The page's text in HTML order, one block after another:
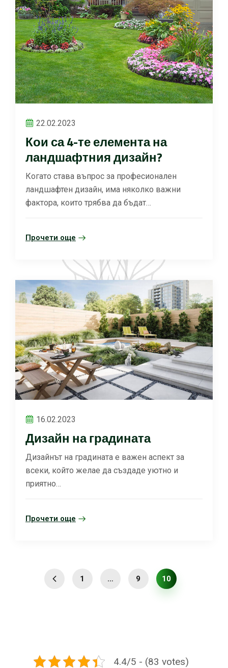
22.02.2023
Кои са 4-те елемента на
ландшафтния дизайн?
Когато става въпрос за професионален
ландшафтен дизайн, има няколко важни
фактора, които трябва да бъдат…
Прочети още
16.02.2023
Дизайн на градината
Дизайнът на градината е важен аспект за
всеки, който желае да създаде уютно и
приятно…
Прочети още
1 … 9 10
4.4/5 - (83 votes)